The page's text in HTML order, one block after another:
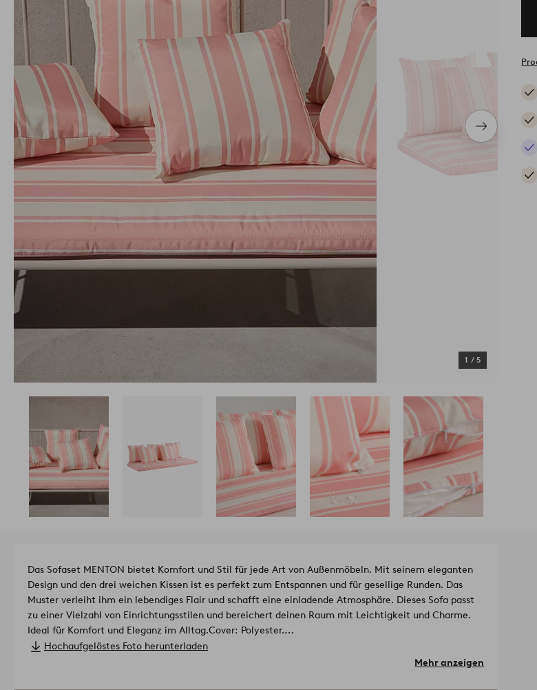
Nächstes
Produkt
1 / 5
Das Sofaset MENTON bietet Komfort und Stil für jede Art von Außenmöbeln. Mit seinem eleganten
Design und den drei weichen Kissen ist es perfekt zum Entspannen und für gesellige Runden. Das
Muster verleiht ihm ein lebendiges Flair und schafft eine einladende Atmosphäre. Dieses Sofa passt
zu einer Vielzahl von Einrichtungsstilen und bereichert deinen Raum mit Leichtigkeit und Charme.
Ideal für Komfort und Eleganz im Alltag.
Cover: Polyester.
Füllung: Schaum.
Hochaufgelöstes Foto herunterladen
Mehr anzeigen